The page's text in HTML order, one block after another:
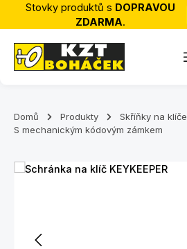
Přejít na hlavní obsah
Stovky produktů s DOPRAVOU
ZDARMA.
Domů Produkty Skříňky na klíče
S mechanickým kódovým zámkem
Přeskočit galerii obrázků